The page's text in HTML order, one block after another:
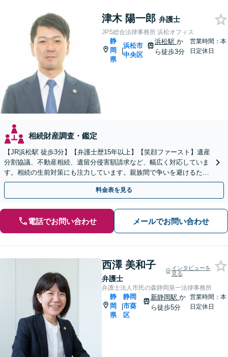
津木 陽一郎 弁護士
JPS総合法律事務所 浜松オフィス
静
岡
県
|
浜松市
中央区
浜松駅 か
ら徒歩3分
営業時間：本
日定休日
相続財産調査・鑑定
【JR浜松駅 徒歩3分】【弁護士歴15年以上】【笑顔ファースト】遺産
分割協議、不動産相続、遺留分侵害額請求など、幅広く対応していま
す。相続の生前対策にも注力しています。親族間で争いを避けるため
にも、お早めにご相談ください。【初回面談無料】
料金表を見る
電話でお問い合わせ メールでお問い合わせ
西澤 美和子
弁護士
インタビューを
見る
弁護士法人市民の森静岡第一法律事務所
静
岡
県
|
静岡
市葵
区
新静岡駅 か
ら徒歩5分
営業時間：本
日定休日